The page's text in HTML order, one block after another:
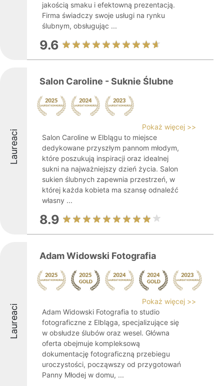
jakością smaku i efektowną prezentacją.
Firma świadczy swoje usługi na rynku
ślubnym, obsługując ...
9.6
Laureaci
Salon Caroline - Suknie Ślubne
Pokaż więcej >>
Salon Caroline w Elblągu to miejsce
dedykowane przyszłym pannom młodym,
które poszukują inspiracji oraz idealnej
sukni na najważniejszy dzień życia. Salon
sukien ślubnych zapewnia przestrzeń, w
której każda kobieta ma szansę odnaleźć
własny ...
8.9
Laureaci
Adam Widowski Fotografia
Pokaż więcej >>
Adam Widowski Fotografia to studio
fotograficzne z Elbląga, specjalizujące się
w obsłudze ślubów oraz wesel. Główna
oferta obejmuje kompleksową
dokumentację fotograficzną przebiegu
uroczystości, począwszy od przygotowań
Panny Młodej w domu, ...